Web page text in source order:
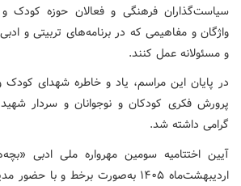
سیاست‌گذاران فرهنگی و فعالان حوزه کودک
واژگان و مفاهیمی که در برنامه‌های تربیتی و
و مسئولانه عمل کنند.
در پایان این مراسم، یاد و خاطره شهدای کودک
پرورش فکری کودکان و نوجوانان و سردار
گرامی داشته شد.
اردیبهشت‌ماه ۱۴۰۵ به‌صورت برخط و